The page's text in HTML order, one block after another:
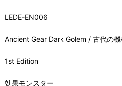
LEDE-EN006
Ancient Gear Dark Golem / 古代の
1st Edition
効果モンスター